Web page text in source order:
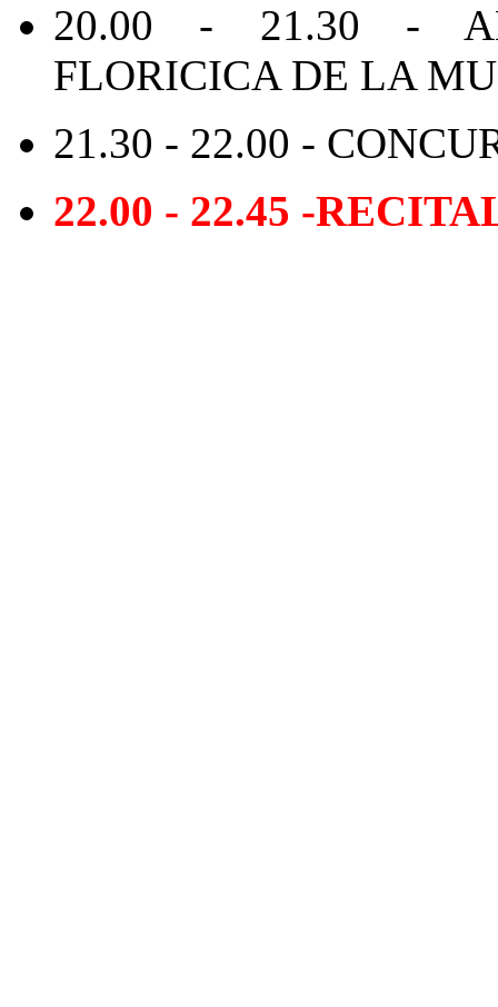
20.00 - 21.30 -
FLORICICA DE LA
21.30 - 22.00 -
22.00 - 22.45 -